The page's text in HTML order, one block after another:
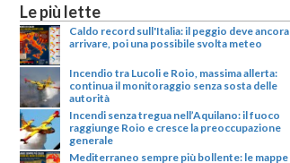
Le più lette
Caldo record sull'Italia: il peggio deve ancora
arrivare, poi una possibile svolta meteo
Incendio tra Lucoli e Roio, massima allerta:
continua il monitoraggio senza sosta delle
autorità
Incendi senza tregua nell’Aquilano: il fuoco
raggiunge Roio e cresce la preoccupazione
generale
Mediterraneo sempre più bollente: le mappe